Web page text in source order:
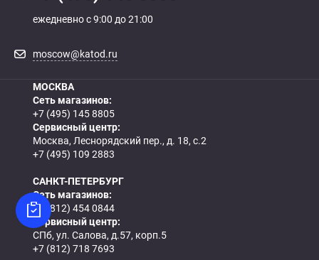
ежедневно с 9:00 до 21:00
moscow@katod.ru
МОСКВА
Сеть магазинов:
+7 (495) 145 8805
Сервисный центр:
Москва, Леснорядский пер., д. 18, с.2
+7 (495) 109 2883
САНКТ-ПЕТЕРБУРГ
Сеть магазинов:
+7 (812) 454 0844
Сервисный центр:
СПб, ул. Салова, д.57, корп.5
+7 (812) 718 7693